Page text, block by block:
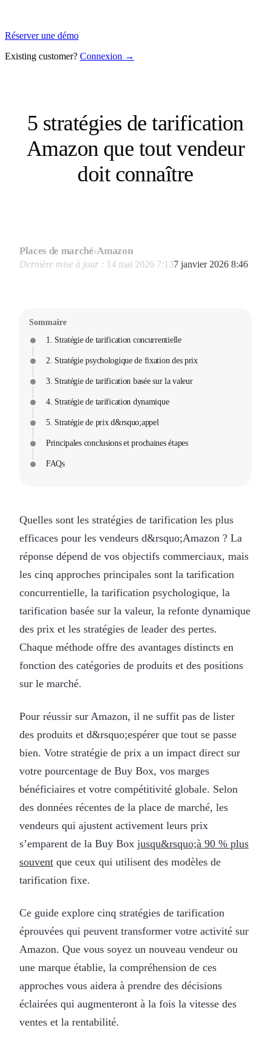
Réserver une démo
Existing customer? Connexion →
5 stratégies de tarification
Amazon que tout vendeur
doit connaître
Places de marché›Amazon
Dernière mise à jour : 14 mai 2026 7:137 janvier 2026 8:46
Sommaire
1. Stratégie de tarification concurrentielle
2. Stratégie psychologique de fixation des prix
3. Stratégie de tarification basée sur la valeur
4. Stratégie de tarification dynamique
5. Stratégie de prix d&rsquo;appel
Principales conclusions et prochaines étapes
FAQs
Quelles sont les stratégies de tarification les plus
efficaces pour les vendeurs d&rsquo;Amazon ? La
réponse dépend de vos objectifs commerciaux, mais
les cinq approches principales sont la tarification
concurrentielle, la tarification psychologique, la
tarification basée sur la valeur, la refonte dynamique
des prix et les stratégies de leader des pertes.
Chaque méthode offre des avantages distincts en
fonction des catégories de produits et des positions
sur le marché.
Pour réussir sur Amazon, il ne suffit pas de lister
des produits et d&rsquo;espérer que tout se passe
bien. Votre stratégie de prix a un impact direct sur
votre pourcentage de Buy Box, vos marges
bénéficiaires et votre compétitivité globale. Selon
des données récentes de la place de marché, les
vendeurs qui ajustent activement leurs prix
s’emparent de la Buy Box jusqu&rsquo;à 90 % plus
souvent que ceux qui utilisent des modèles de
tarification fixe.
Ce guide explore cinq stratégies de tarification
éprouvées qui peuvent transformer votre activité sur
Amazon. Que vous soyez un nouveau vendeur ou
une marque établie, la compréhension de ces
approches vous aidera à prendre des décisions
éclairées qui augmenteront à la fois la vitesse des
ventes et la rentabilité.